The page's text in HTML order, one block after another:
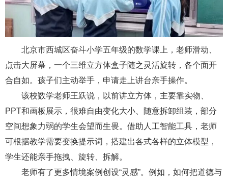
北京市西城区奋斗小学五年级的数学课上，老师滑动、
点击大屏幕，一个三维立方体盒子随之灵活旋转，各个面开
合自如。孩子们主动举手，申请走上讲台亲手操作。
该校数学老师王跃说，以前讲立方体，主要靠实物、
PPT和画板展示，很难自由变化大小、随意拆卸组装，部分
空间想象力弱的学生会望而生畏。借助人工智能工具，老师
可根据教学需要变换提示词，搭建出各式各样的立体模型，
学生还能亲手拖拽、旋转、拆解。
老师有了更多情境案例创设“灵感”。例如，如何把道德与